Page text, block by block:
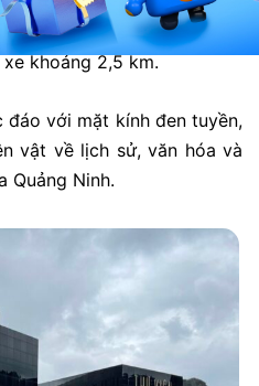
xe khoảng 2,5 km.
đáo với mặt kính đen tuyền,
vật về lịch sử, văn hóa và
Quảng Ninh.